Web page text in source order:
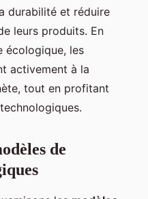
durabilité et réduire
leurs produits. En
écologique, les
activement à la
tout en profitant
de